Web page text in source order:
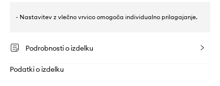
- Nastavitev z vlečno vrvico omogoča individualno prilagajanje.
Podrobnosti o izdelku
Podatki o izdelku